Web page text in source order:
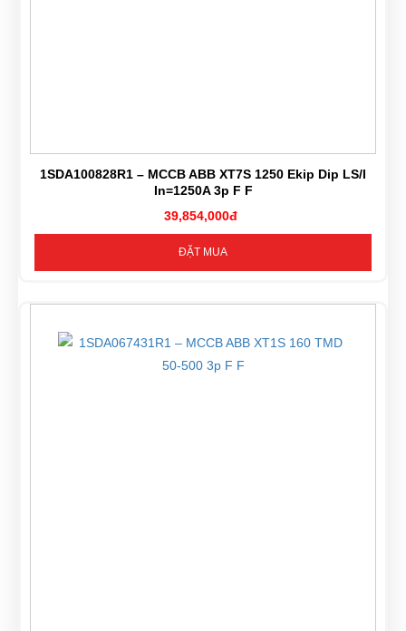
1SDA100828R1 – MCCB ABB XT7S 1250 Ekip Dip LS/I
In=1250A 3p F F
39,854,000đ
ĐẶT MUA